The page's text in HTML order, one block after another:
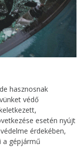
hasznosnak
védő
esetén nyújt
érdekében,
a gépjármű